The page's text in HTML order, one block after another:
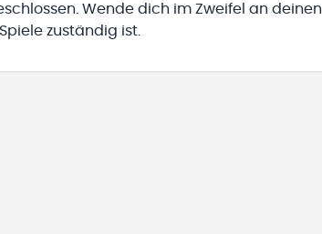
Wende dich im Zweifel an deinen
zuständig ist.